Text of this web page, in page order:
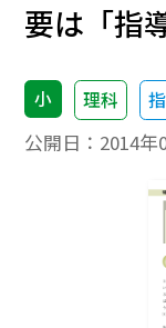
要は「指
小 理科
公開日： 2014年